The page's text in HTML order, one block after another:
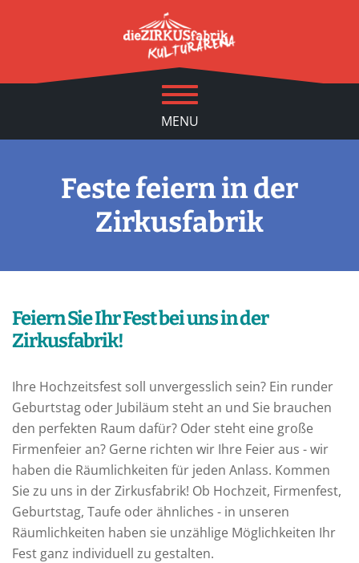
MENU
Feste feiern in der
Zirkusfabrik
Feiern Sie Ihr Fest bei uns in der
Zirkusfabrik!
Ihre Hochzeitsfest soll unvergesslich sein? Ein runder
Geburtstag oder Jubiläum steht an und Sie brauchen
den perfekten Raum dafür? Oder steht eine große
Firmenfeier an? Gerne richten wir Ihre Feier aus - wir
haben die Räumlichkeiten für jeden Anlass. Kommen
Sie zu uns in der Zirkusfabrik! Ob Hochzeit, Firmenfest,
Geburtstag, Taufe oder ähnliches - in unseren
Räumlichkeiten haben sie unzählige Möglichkeiten Ihr
Fest ganz individuell zu gestalten.